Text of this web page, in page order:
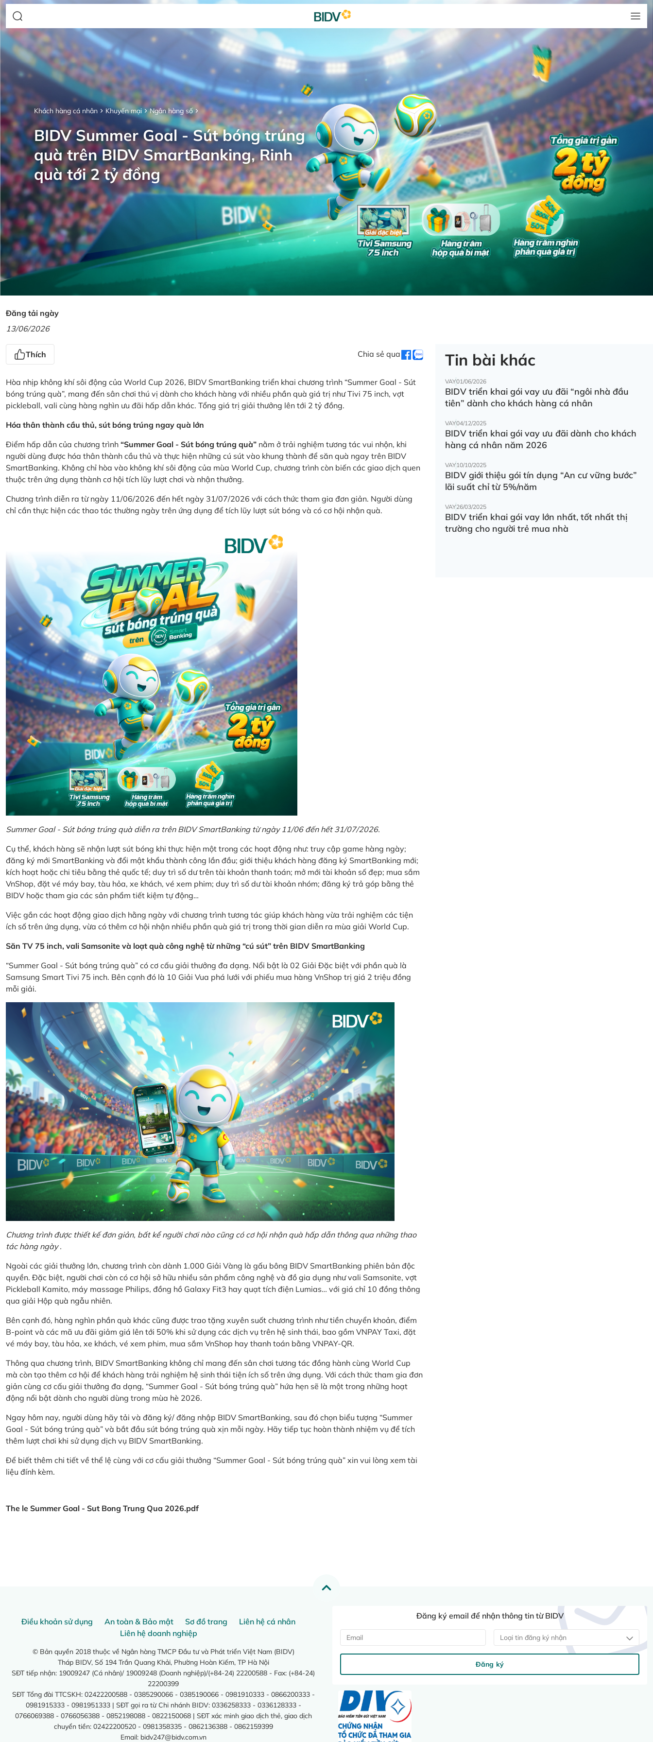
Khách hàng cá nhân Khuyến mại Ngân hàng số
BIDV Summer Goal - Sút bóng trúng
quà trên BIDV SmartBanking, Rinh
quà tới 2 tỷ đồng
Đăng tải ngày
13/06/2026
Thích Chia sẻ qua
Hòa nhịp không khí sôi động của World Cup 2026, BIDV SmartBanking triển khai chương trình “Summer Goal - Sút
bóng trúng quà”, mang đến sân chơi thú vị dành cho khách hàng với nhiều phần quà giá trị như Tivi 75 inch, vợt
pickleball, vali cùng hàng nghìn ưu đãi hấp dẫn khác. Tổng giá trị giải thưởng lên tới 2 tỷ đồng.
Hóa thân thành cầu thủ, sút bóng trúng ngay quà lớn
Điểm hấp dẫn của chương trình “Summer Goal - Sút bóng trúng quà” nằm ở trải nghiệm tương tác vui nhộn, khi
người dùng được hóa thân thành cầu thủ và thực hiện những cú sút vào khung thành để săn quà ngay trên BIDV
SmartBanking. Không chỉ hòa vào không khí sôi động của mùa World Cup, chương trình còn biến các giao dịch quen
thuộc trên ứng dụng thành cơ hội tích lũy lượt chơi và nhận thưởng.
Chương trình diễn ra từ ngày 11/06/2026 đến hết ngày 31/07/2026 với cách thức tham gia đơn giản. Người dùng
chỉ cần thực hiện các thao tác thường ngày trên ứng dụng để tích lũy lượt sút bóng và có cơ hội nhận quà.
Summer Goal - Sút bóng trúng quà diễn ra trên BIDV SmartBanking từ ngày 11/06 đến hết 31/07/2026.
Cụ thể, khách hàng sẽ nhận lượt sút bóng khi thực hiện một trong các hoạt động như: truy cập game hàng ngày;
đăng ký mới SmartBanking và đổi mật khẩu thành công lần đầu; giới thiệu khách hàng đăng ký SmartBanking mới;
kích hoạt hoặc chi tiêu bằng thẻ quốc tế; duy trì số dư trên tài khoản thanh toán; mở mới tài khoản số đẹp; mua sắm
VnShop, đặt vé máy bay, tàu hỏa, xe khách, vé xem phim; duy trì số dư tài khoản nhóm; đăng ký trả góp bằng thẻ
BIDV hoặc tham gia các sản phẩm tiết kiệm tự động…
Việc gắn các hoạt động giao dịch hằng ngày với chương trình tương tác giúp khách hàng vừa trải nghiệm các tiện
ích số trên ứng dụng, vừa có thêm cơ hội nhận nhiều phần quà giá trị trong thời gian diễn ra mùa giải World Cup.
Săn TV 75 inch, vali Samsonite và loạt quà công nghệ từ những “cú sút” trên BIDV SmartBanking
“Summer Goal - Sút bóng trúng quà” có cơ cấu giải thưởng đa dạng. Nổi bật là 02 Giải Đặc biệt với phần quà là
Samsung Smart Tivi 75 inch. Bên cạnh đó là 10 Giải Vua phá lưới với phiếu mua hàng VnShop trị giá 2 triệu đồng
mỗi giải.
Chương trình được thiết kế đơn giản, bất kể người chơi nào cũng có cơ hội nhận quà hấp dẫn thông qua những thao
tác hàng ngày .
Ngoài các giải thưởng lớn, chương trình còn dành 1.000 Giải Vàng là gấu bông BIDV SmartBanking phiên bản độc
quyền. Đặc biệt, người chơi còn có cơ hội sở hữu nhiều sản phẩm công nghệ và đồ gia dụng như vali Samsonite, vợt
Pickleball Kamito, máy massage Philips, đồng hồ Galaxy Fit3 hay quạt tích điện Lumias… với giá chỉ 10 đồng thông
qua giải Hộp quà ngẫu nhiên.
Bên cạnh đó, hàng nghìn phần quà khác cũng được trao tặng xuyên suốt chương trình như tiền chuyển khoản, điểm
B-point và các mã ưu đãi giảm giá lên tới 50% khi sử dụng các dịch vụ trên hệ sinh thái, bao gồm VNPAY Taxi, đặt
vé máy bay, tàu hỏa, xe khách, vé xem phim, mua sắm VnShop hay thanh toán bằng VNPAY-QR.
Thông qua chương trình, BIDV SmartBanking không chỉ mang đến sân chơi tương tác đồng hành cùng World Cup
mà còn tạo thêm cơ hội để khách hàng trải nghiệm hệ sinh thái tiện ích số trên ứng dụng. Với cách thức tham gia đơn
giản cùng cơ cấu giải thưởng đa dạng, “Summer Goal - Sút bóng trúng quà” hứa hẹn sẽ là một trong những hoạt
động nổi bật dành cho người dùng trong mùa hè 2026.
Ngay hôm nay, người dùng hãy tải và đăng ký/ đăng nhập BIDV SmartBanking, sau đó chọn biểu tượng “Summer
Goal - Sút bóng trúng quà” và bắt đầu sút bóng trúng quà xịn mỗi ngày. Hãy tiếp tục hoàn thành nhiệm vụ để tích
thêm lượt chơi khi sử dụng dịch vụ BIDV SmartBanking.
Để biết thêm chi tiết về thể lệ cùng với cơ cấu giải thưởng “Summer Goal - Sút bóng trúng quà” xin vui lòng xem tài
liệu đính kèm.
The le Summer Goal - Sut Bong Trung Qua 2026.pdf
Tin bài khác
VAY01/06/2026
BIDV triển khai gói vay ưu đãi “ngôi nhà đầu
tiên” dành cho khách hàng cá nhân
VAY04/12/2025
BIDV triển khai gói vay ưu đãi dành cho khách
hàng cá nhân năm 2026
VAY10/10/2025
BIDV giới thiệu gói tín dụng “An cư vững bước”
lãi suất chỉ từ 5%/năm
VAY26/03/2025
BIDV triển khai gói vay lớn nhất, tốt nhất thị
trường cho người trẻ mua nhà
Điều khoản sử dụng An toàn & Bảo mật Sơ đồ trang
Liên hệ cá nhân
Liên hệ doanh nghiệp
© Bản quyền 2018 thuộc về Ngân hàng TMCP Đầu tư và Phát triển Việt Nam (BIDV)
Tháp BIDV, Số 194 Trần Quang Khải, Phường Hoàn Kiếm, TP Hà Nội
SĐT tiếp nhận: 19009247 (Cá nhân)/ 19009248 (Doanh nghiệp)/(+84-24) 22200588 - Fax: (+84-24)
22200399
SĐT Tổng đài TTCSKH: 02422200588 - 0385290066 - 0385190066 - 0981910333 - 0866200333 -
0981915333 - 0981951333 | SĐT gọi ra từ Chi nhánh BIDV: 0336258333 - 0336128333 -
0766069388 - 0766056388 - 0852198088 - 0822150068 | SĐT xác minh giao dịch thẻ, giao dịch
chuyển tiền: 02422200520 - 0981358335 - 0862136388 - 0862159399
Email: bidv247@bidv.com.vn
Đăng ký email để nhận thông tin từ BIDV
Loại tin đăng ký nhận
Đăng ký